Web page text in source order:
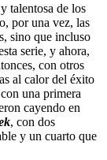
talentosa de los
por una vez, las
sino que incluso
serie, y ahora,
con otros
al calor del éxito
una primera
cayendo en
, con dos
y un cuarto que